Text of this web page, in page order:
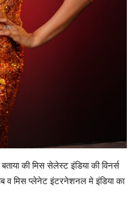
की मिस सेलेस्ट इंडिया की विनर्स
व मिस प्लेनेट इंटरनेशनल मे इंडिया का